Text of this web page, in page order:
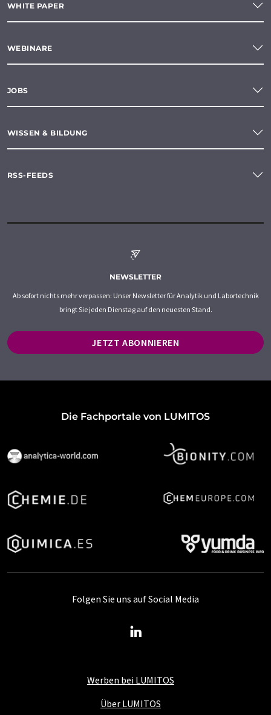
WHITE PAPER
WEBINARE
JOBS
WISSEN & BILDUNG
RSS-FEEDS
NEWSLETTER
Ab sofort nichts mehr verpassen: Unser Newsletter für Analytik und Labortechnik
bringt Sie jeden Dienstag auf den neuesten Stand.
JETZT ABONNIEREN
Die Fachportale von LUMITOS
Werben bei LUMITOS
Über LUMITOS
Folgen Sie uns auf Social Media